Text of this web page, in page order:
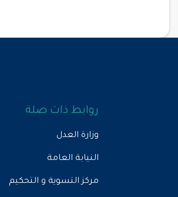
روابط ذات صلة
وزارة العدل
النيابة العامة
مركز التسوية و التحكيم